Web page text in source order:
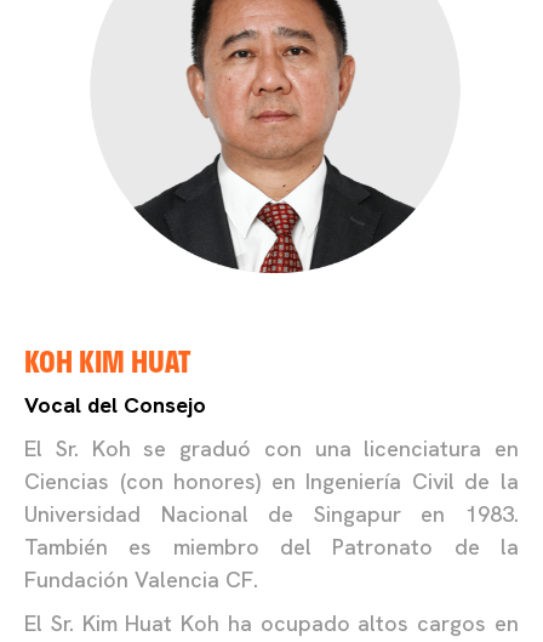
KOH KIM HUAT
Vocal del Consejo
El Sr. Koh se graduó con una licenciatura en
Ciencias (con honores) en Ingeniería Civil de la
Universidad Nacional de Singapur en 1983.
También es miembro del Patronato de la
Fundación Valencia CF.
El Sr. Kim Huat Koh ha ocupado altos cargos en